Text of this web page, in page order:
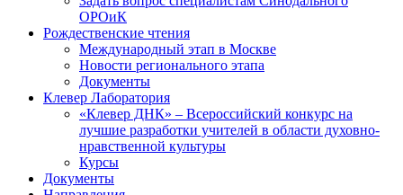
ОРОиК
Рождественские чтения
Международный этап в Москве
Новости регионального этапа
Документы
Клевер Лаборатория
«Клевер ДНК» – Всероссийский конкурс на
лучшие разработки учителей в области духовно-
нравственной культуры
Курсы
Документы